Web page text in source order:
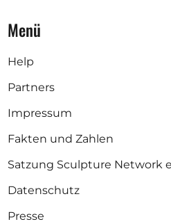
Menü
Help
Partners
Impressum
Fakten und Zahlen
Satzung Sculpture Network
Datenschutz
Presse